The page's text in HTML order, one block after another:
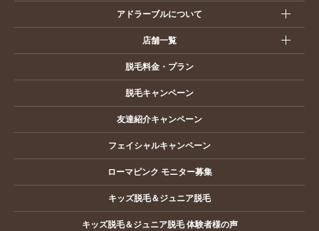
アドラーブルについて
店舗一覧
脱毛料金・プラン
脱毛キャンペーン
友達紹介キャンペーン
フェイシャルキャンペーン
ローマピンク モニター募集
キッズ脱毛＆ジュニア脱毛
キッズ脱毛＆ジュニア脱毛 体験者様の声